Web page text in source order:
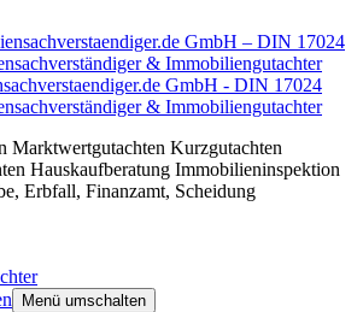
GmbH - DIN 17024
& Immobiliengutachter
Marktwertgutachten Kurzgutachten
Hauskaufberatung Immobilieninspektion
Erbfall, Finanzamt, Scheidung
Menü umschalten